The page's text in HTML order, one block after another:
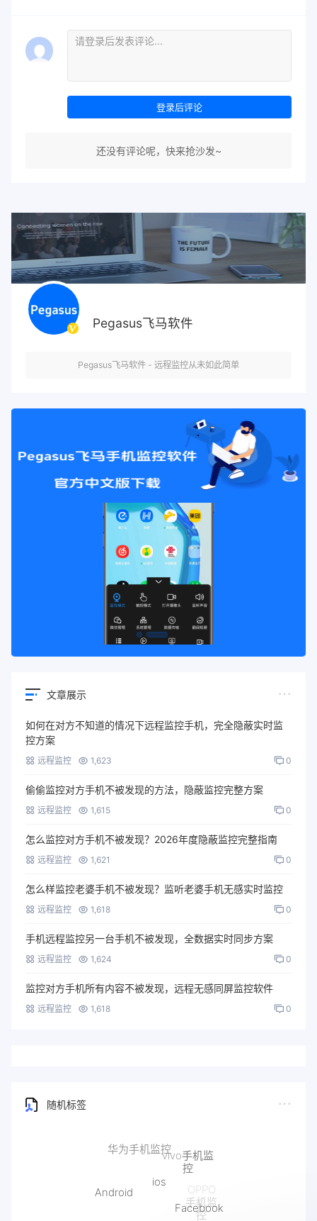
登录后评论
还没有评论呢，快来抢沙发~
Pegasus飞马软件
Pegasus飞马软件 - 远程监控从未如此简单
文章展示
如何在对方不知道的情况下远程监控手机，完全隐蔽实时监
控方案
远程监控 1,623 0
偷偷监控对方手机不被发现的方法，隐蔽监控完整方案
远程监控 1,615 0
怎么监控对方手机不被发现？2026年度隐蔽监控完整指南
远程监控 1,621 0
怎么样监控老婆手机不被发现？监听老婆手机无感实时监控
远程监控 1,618 0
手机远程监控另一台手机不被发现，全数据实时同步方案
远程监控 1,624 0
监控对方手机所有内容不被发现，远程无感同屏监控软件
远程监控 1,618 0
随机标签
Facebook